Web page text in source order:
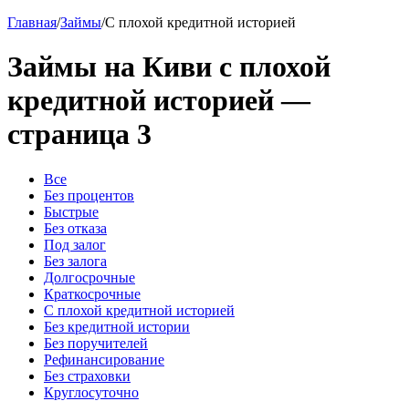
Главная/Займы/С плохой кредитной историей
Займы на Киви с плохой
кредитной историей —
страница 3
Все
Без процентов
Быстрые
Без отказа
Под залог
Без залога
Долгосрочные
Краткосрочные
С плохой кредитной историей
Без кредитной истории
Без поручителей
Рефинансирование
Без страховки
Круглосуточно